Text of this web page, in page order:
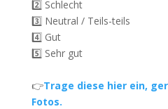
2️⃣ Schlecht
3️⃣ Neutral / Teils-teils
4️⃣ Gut
5️⃣ Sehr gut
👉Trage diese hier ein,
Fotos.